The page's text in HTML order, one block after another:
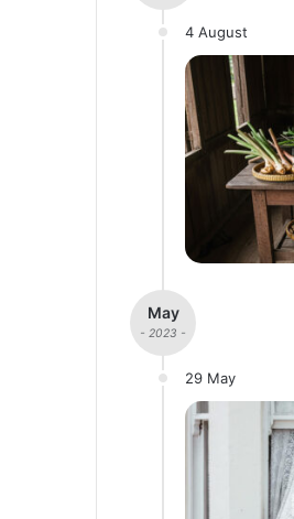
4 August
May
- 2023 -
29 May